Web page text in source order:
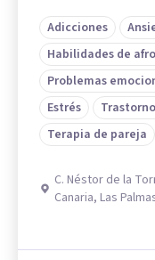
Adicciones
Habilidades de
Problemas
Estrés
Terapia de pareja
C. Néstor de la
Canaria, Las